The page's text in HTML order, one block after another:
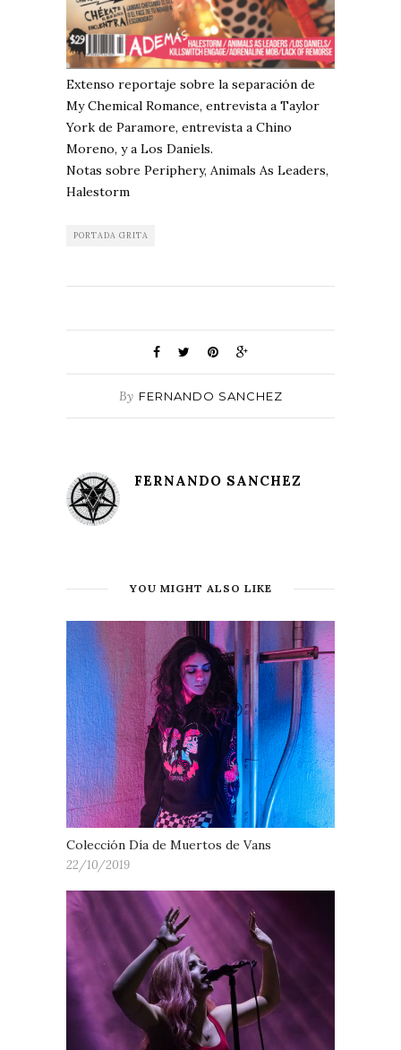
Extenso reportaje sobre la separación de
My Chemical Romance, entrevista a Taylor
York de Paramore, entrevista a Chino
Moreno, y a Los Daniels.
Notas sobre Periphery, Animals As Leaders,
Halestorm
PORTADA GRITA
By FERNANDO SANCHEZ
FERNANDO SANCHEZ
YOU MIGHT ALSO LIKE
Colección Día de Muertos de Vans
22/10/2019